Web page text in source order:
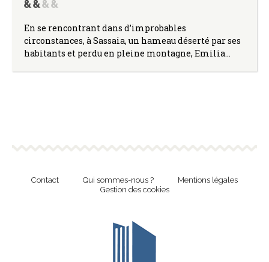
En se rencontrant dans d’improbables
circonstances, à Sassaia, un hameau déserté par ses
habitants et perdu en pleine montagne, Emilia…
Contact Qui sommes-nous ?
Mentions légales
Gestion des cookies